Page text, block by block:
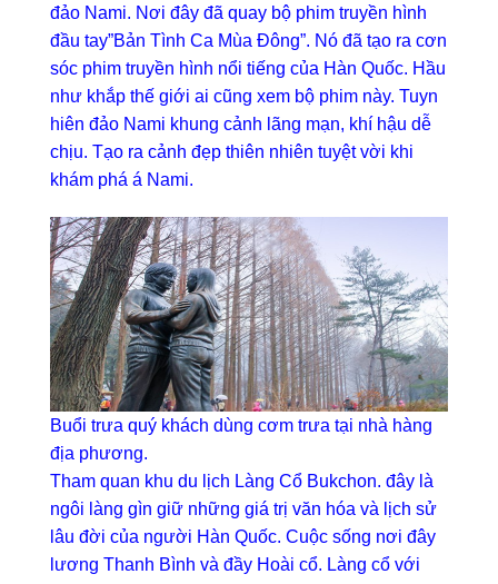
đảo Nami. Nơi đây đã quay bộ phim truyền hình
đầu tay”Bản Tình Ca Mùa Đông”. Nó đã tạo ra cơn
sóc phim truyền hình nổi tiếng của Hàn Quốc. Hầu
như khắp thế giới ai cũng xem bộ phim này. Tuyn
hiên đảo Nami khung cảnh lãng mạn, khí hậu dễ
chịu. Tạo ra cảnh đẹp thiên nhiên tuyệt vời khi
khám phá á Nami.
Buổi trưa quý khách dùng cơm trưa tại nhà hàng
địa phương.
Tham quan khu du lịch Làng Cổ Bukchon. đây là
ngôi làng gìn giữ những giá trị văn hóa và lịch sử
lâu đời của người Hàn Quốc. Cuộc sống nơi đây
lương Thanh Bình và đầy Hoài cổ. Làng cổ với